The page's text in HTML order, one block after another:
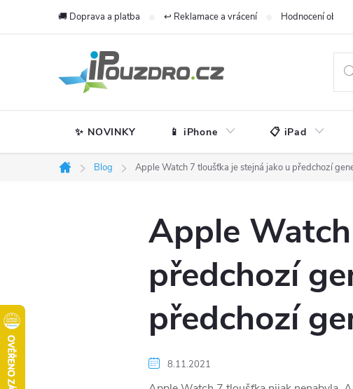
🚚 Doprava a platba ↩️ Reklamace a vrácení Hodnocení
✨ NOVINKY 📱 iPhone 📋 iPad
Domů
Blog Apple Watch 7 tloušťka je stejná jako u předchozí
Apple
předchozí
předchozí
8.11.2021